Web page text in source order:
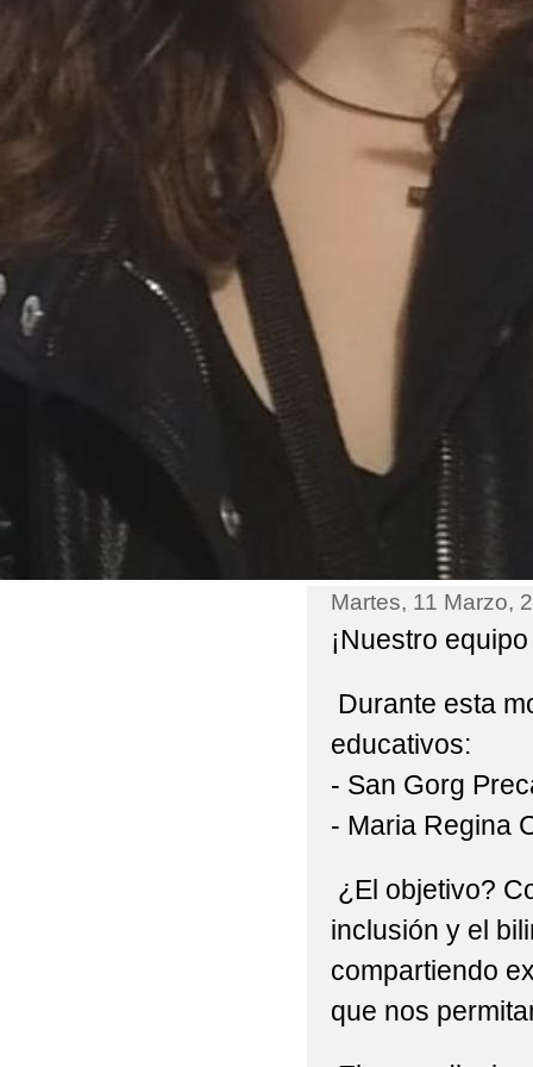
LISTADO DE LIBROS
LISTADO DE LIBROS
LISTADO DE
LISTADO LIBROS DE
LISTAS DE
MENÚS COMEDOR
PARTICIPAMOS EN
PLANO ACCESO AL
PROGRAMA
PROGRAMA
PROGRAMA DE
PROGRAMACIÓN FIN
PROPUESTA
RESUMEN
REUNIÓN 3 AÑOS
Martes, 11 Marzo,
¡Nuestro
Durante esta
educativos:
- San Gorg
- Maria Regina
¿El objetivo?
inclusión y el
compartiendo
que nos